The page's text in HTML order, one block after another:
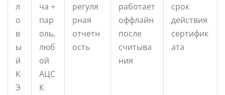
л
о
в
ы
й
К
Э
ча +
пар
оль,
люб
ой
АЦС
К
регуля
рная
отчетн
ость
работает
оффлайн
после
считыва
ния
срок
действия
сертифик
ата